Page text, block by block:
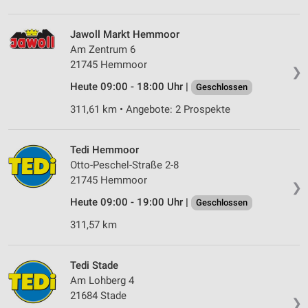
❯
Jawoll Markt Hemmoor
Am Zentrum 6
21745 Hemmoor
Heute 09:00 - 18:00 Uhr |
Geschlossen
311,61 km • Angebote: 2 Prospekte
❯
Tedi Hemmoor
Otto-Peschel-Straße 2-8
21745 Hemmoor
Heute 09:00 - 19:00 Uhr |
Geschlossen
311,57 km
❯
Tedi Stade
Am Lohberg 4
21684 Stade
auf einem Endgerät
Verwendung reduzierter Daten zur Auswahl von
Werbeanzeigen
Erstellung von Profilen für personalisierte
personalisierter Werbung
Erstellung von Profilen zur Personalisierung
von Inhalten
personalisierter Inhalte
Messung der Performance von Inhalten